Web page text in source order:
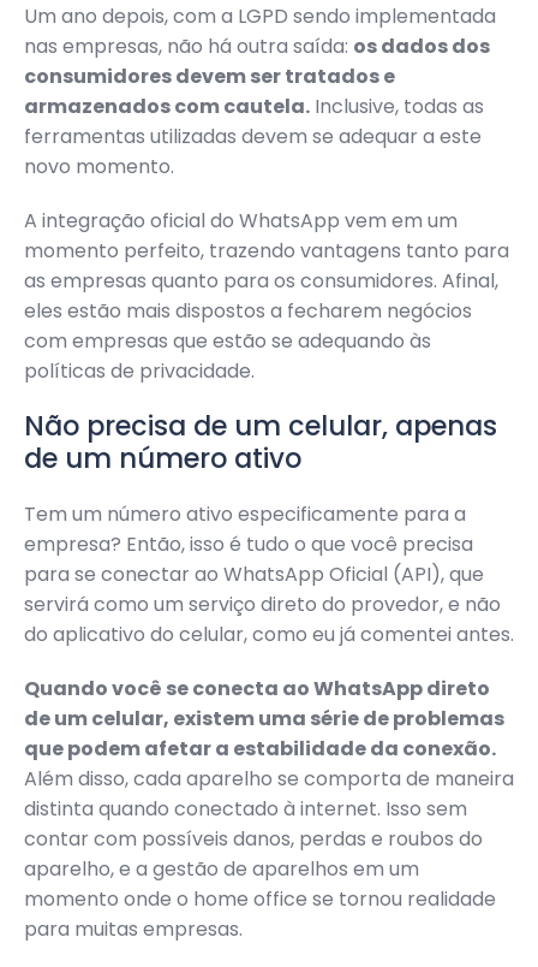
Um ano depois, com a LGPD sendo implementada
nas empresas, não há outra saída: os dados dos
consumidores devem ser tratados e
armazenados com cautela. Inclusive, todas as
ferramentas utilizadas devem se adequar a este
novo momento.
A integração oficial do WhatsApp vem em um
momento perfeito, trazendo vantagens tanto para
as empresas quanto para os consumidores. Afinal,
eles estão mais dispostos a fecharem negócios
com empresas que estão se adequando às
políticas de privacidade.
Não precisa de um celular, apenas
de um número ativo
Tem um número ativo especificamente para a
empresa? Então, isso é tudo o que você precisa
para se conectar ao WhatsApp Oficial (API), que
servirá como um serviço direto do provedor, e não
do aplicativo do celular, como eu já comentei antes.
Quando você se conecta ao WhatsApp direto
de um celular, existem uma série de problemas
que podem afetar a estabilidade da conexão.
Além disso, cada aparelho se comporta de maneira
distinta quando conectado à internet. Isso sem
contar com possíveis danos, perdas e roubos do
aparelho, e a gestão de aparelhos em um
momento onde o home office se tornou realidade
para muitas empresas.